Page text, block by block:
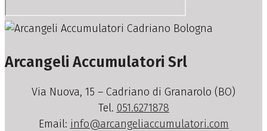
Arcangeli Accumulatori Srl
Via Nuova, 15 – Cadriano di Granarolo (BO)
Tel. 051.6271878
Email: info@arcangeliaccumulatori.com